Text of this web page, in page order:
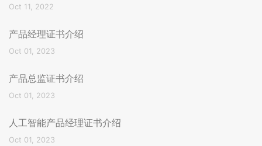
Oct 11, 2022
产品经理证书介绍
Oct 01, 2023
产品总监证书介绍
Oct 01, 2023
人工智能产品经理证书介绍
Oct 01, 2023